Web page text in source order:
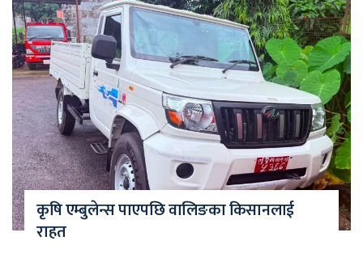
कृषि एम्बुलेन्स पाएपछि वालिङका किसानलाई
राहत